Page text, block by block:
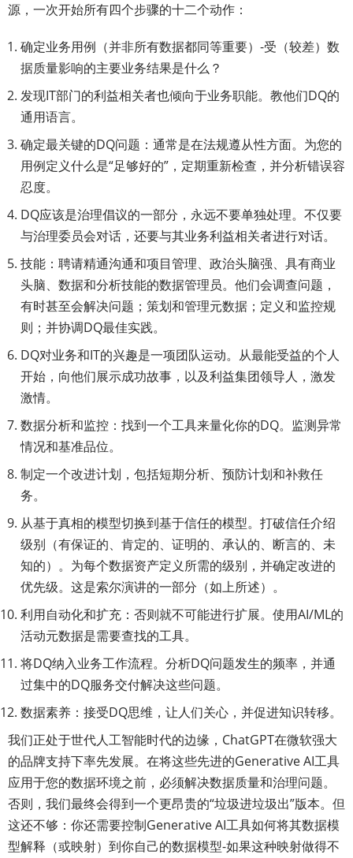
源，一次开始所有四个步骤的十二个动作：
确定业务用例（并非所有数据都同等重要）-受（较差）数
据质量影响的主要业务结果是什么？
发现IT部门的利益相关者也倾向于业务职能。教他们DQ的
通用语言。
确定最关键的DQ问题：通常是在法规遵从性方面。为您的
用例定义什么是“足够好的”，定期重新检查，并分析错误容
忍度。
DQ应该是治理倡议的一部分，永远不要单独处理。不仅要
与治理委员会对话，还要与其业务利益相关者进行对话。
技能：聘请精通沟通和项目管理、政治头脑强、具有商业
头脑、数据和分析技能的数据管理员。他们会调查问题，
有时甚至会解决问题；策划和管理元数据；定义和监控规
则；并协调DQ最佳实践。
DQ对业务和IT的兴趣是一项团队运动。从最能受益的个人
开始，向他们展示成功故事，以及利益集团领导人，激发
激情。
数据分析和监控：找到一个工具来量化你的DQ。监测异常
情况和基准品位。
制定一个改进计划，包括短期分析、预防计划和补救任
务。
从基于真相的模型切换到基于信任的模型。打破信任介绍
级别（有保证的、肯定的、证明的、承认的、断言的、未
知的）。为每个数据资产定义所需的级别，并确定改进的
优先级。这是索尔演讲的一部分（如上所述）。
利用自动化和扩充：否则就不可能进行扩展。使用AI/ML的
活动元数据是需要查找的工具。
将DQ纳入业务工作流程。分析DQ问题发生的频率，并通
过集中的DQ服务交付解决这些问题。
数据素养：接受DQ思维，让人们关心，并促进知识转移。
我们正处于世代人工智能时代的边缘，ChatGPT在微软强大
的品牌支持下率先发展。在将这些先进的Generative AI工具
应用于您的数据环境之前，必须解决数据质量和治理问题。
否则，我们最终会得到一个更昂贵的“垃圾进垃圾出”版本。但
这还不够：你还需要控制Generative AI工具如何将其数据模
型解释（或映射）到你自己的数据模型-如果这种映射做得不